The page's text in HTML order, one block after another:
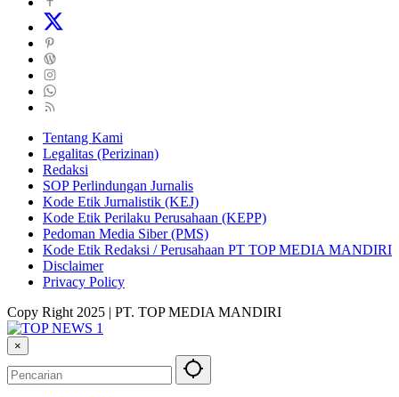
Tentang Kami
Legalitas (Perizinan)
Redaksi
SOP Perlindungan Jurnalis
Kode Etik Jurnalistik (KEJ)
Kode Etik Perilaku Perusahaan (KEPP)
Pedoman Media Siber (PMS)
Kode Etik Redaksi / Perusahaan PT TOP MEDIA MANDIRI
Disclaimer
Privacy Policy
Copy Right 2025 | PT. TOP MEDIA MANDIRI
×